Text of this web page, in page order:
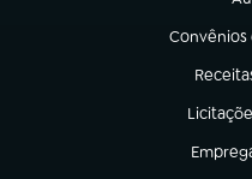
Convênios
(abre em
(abre
(abre
(abre